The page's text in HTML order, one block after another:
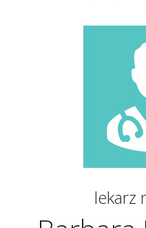
lekarz